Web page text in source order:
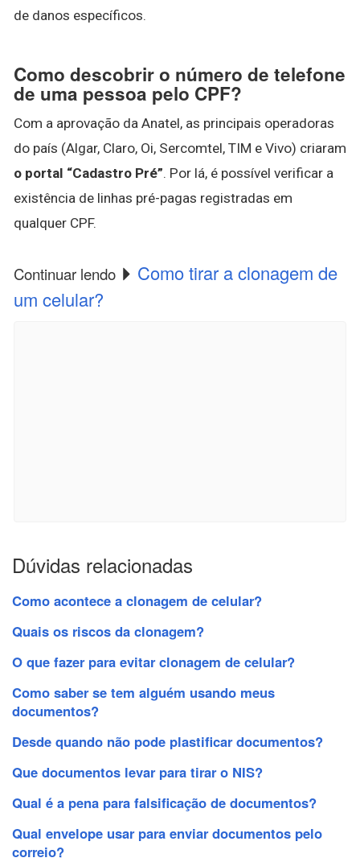
de danos específicos.
Como descobrir o número de telefone
de uma pessoa pelo CPF?
Com a aprovação da Anatel, as principais operadoras
do país (Algar, Claro, Oi, Sercomtel, TIM e Vivo) criaram
o portal “Cadastro Pré”. Por lá, é possível verificar a
existência de linhas pré-pagas registradas em
qualquer CPF.
Continuar lendo
Como tirar a clonagem de
um celular?
Dúvidas relacionadas
Como acontece a clonagem de celular?
Quais os riscos da clonagem?
O que fazer para evitar clonagem de celular?
Como saber se tem alguém usando meus
documentos?
Desde quando não pode plastificar documentos?
Que documentos levar para tirar o NIS?
Qual é a pena para falsificação de documentos?
Qual envelope usar para enviar documentos pelo
correio?